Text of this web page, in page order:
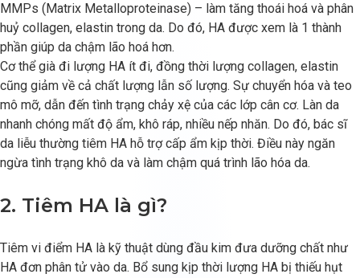
MMPs (Matrix Metalloproteinase) – làm tăng thoái hoá và phân
huỷ collagen, elastin trong da. Do đó, HA được xem là 1 thành
phần giúp da chậm lão hoá hơn.
Cơ thể già đi lượng HA ít đi, đồng thời lượng collagen, elastin
cũng giảm về cả chất lượng lẫn số lượng. Sự chuyển hóa và teo
mô mỡ, dẫn đến tình trạng chảy xệ của các lớp cân cơ. Làn da
nhanh chóng mất độ ẩm, khô ráp, nhiều nếp nhăn. Do đó, bác sĩ
da liễu thường tiêm HA hỗ trợ cấp ẩm kịp thời. Điều này ngăn
ngừa tình trạng khô da và làm chậm quá trình lão hóa da.
2. Tiêm HA là gì?
Tiêm vi điểm HA là kỹ thuật dùng đầu kim đưa dưỡng chất như
HA đơn phân tử vào da. Bổ sung kịp thời lượng HA bị thiếu hụt